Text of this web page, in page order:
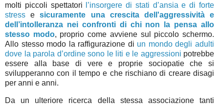
molti piccoli spettatori
l’insorgere di stati d’ansia e di forte
stress esicuramente una crescita dell'aggressività e
dell’intolleranza nei confronti di chi non la pensa allo
stesso modo, proprio come avviene sul piccolo schermo.
Allo stesso modo la raffigurazione di un mondo degli adulti
dove la parola d’ordine sono le liti e le aggressioni potrebbe
essere alla base di vere e proprie sociopatie che si
svilupperanno con il tempo e che rischiano di creare disagi
per anni e anni.
Da un ulteriore ricerca della stessa associazione tanti